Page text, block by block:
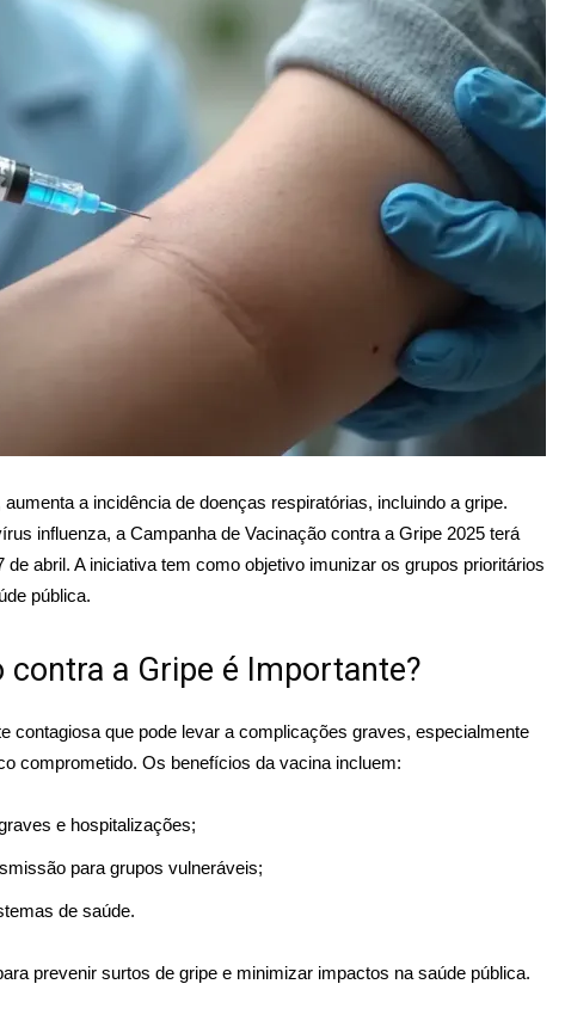
a incidência de doenças respiratórias, incluindo a gripe.
influenza, a Campanha de Vacinação contra a Gripe 2025 terá
abril. A iniciativa tem como objetivo imunizar os grupos prioritários
pública.
contra a Gripe é Importante?
contagiosa que pode levar a complicações graves, especialmente
comprometido. Os benefícios da vacina incluem:
e hospitalizações;
para grupos vulneráveis;
de saúde.
prevenir surtos de gripe e minimizar impactos na saúde pública.